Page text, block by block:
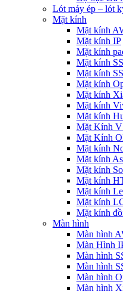
Lót máy ép – lót
Mặt kính
Mặt kính
Mặt kính IP
Mặt kính
Mặt kính SS
Mặt kính
Mặt kính
Mặt kính
Mặt kính
Mặt kính
Mặt Kính
Mặt Kính
Mặt kính
Mặt kính
Mặt kính
Mặt kính
Mặt kính
Mặt kính
Mặt kính
Màn hình
Màn hình
Màn Hình
Màn hình
Màn hình
Màn hình
Màn hình